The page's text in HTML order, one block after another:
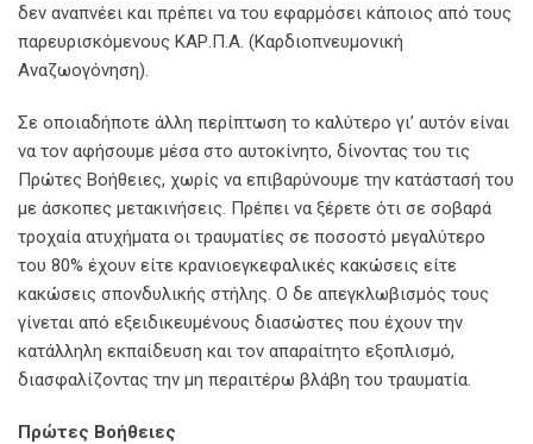
δεν αναπνέει και πρέπει να του εφαρμόσει κάποιος από τους
παρευρισκόμενους ΚΑΡ.Π.Α. (Καρδιοπνευμονική
Αναζωογόνηση).
Σε οποιαδήποτε άλλη περίπτωση το καλύτερο γι’ αυτόν είναι
να τον αφήσουμε μέσα στο αυτοκίνητο, δίνοντας του τις
Πρώτες Βοήθειες, χωρίς να επιβαρύνουμε την κατάστασή του
με άσκοπες μετακινήσεις. Πρέπει να ξέρετε ότι σε σοβαρά
τροχαία ατυχήματα οι τραυματίες σε ποσοστό μεγαλύτερο
του 80% έχουν είτε κρανιοεγκεφαλικές κακώσεις είτε
κακώσεις σπονδυλικής στήλης. Ο δε απεγκλωβισμός τους
γίνεται από εξειδικευμένους διασώστες που έχουν την
κατάλληλη εκπαίδευση και τον απαραίτητο εξοπλισμό,
διασφαλίζοντας την μη περαιτέρω βλάβη του τραυματία.
Πρώτες Βοήθειες